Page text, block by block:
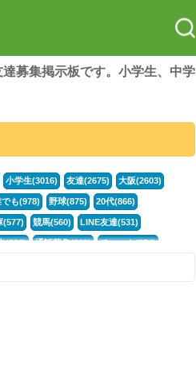
募集掲示板です。小学生、中学
小学生(3016) 友達(2675) 大阪(2603)
でも(978) 野球(875) 20代(866)
(577) 競馬(560) LINE友達(531)
(382) 通話募集(381) チャット(374)